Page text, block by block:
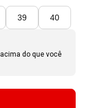
39 40
acima do que você